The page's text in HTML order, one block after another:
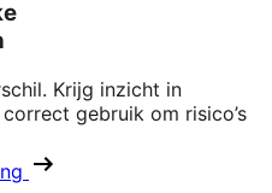
Krijg inzicht in
gebruik om risico’s